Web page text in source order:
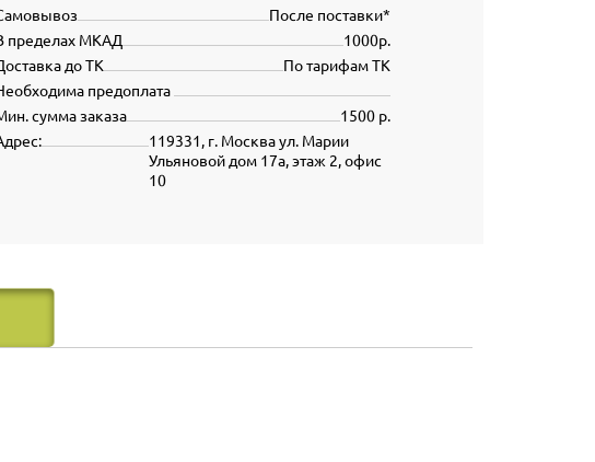
После поставки*
1000р.
пределах МКАД
По тарифам ТК
до ТК
предоплата
1500 р.
сумма заказа
119331, г. Москва ул. Марии
Ульяновой дом 17а, этаж 2, офис
10